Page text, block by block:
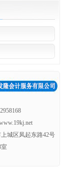
城区凤起东路42号
室